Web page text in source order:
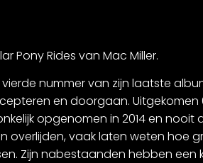
Pony Rides van Mac Miller.
vierde nummer van zijn laatste
en doorgaan. Uitgekomen
opgenomen in 2014 en nooit
overlijden, vaak laten weten hoe
Zijn nabestaanden hebben een